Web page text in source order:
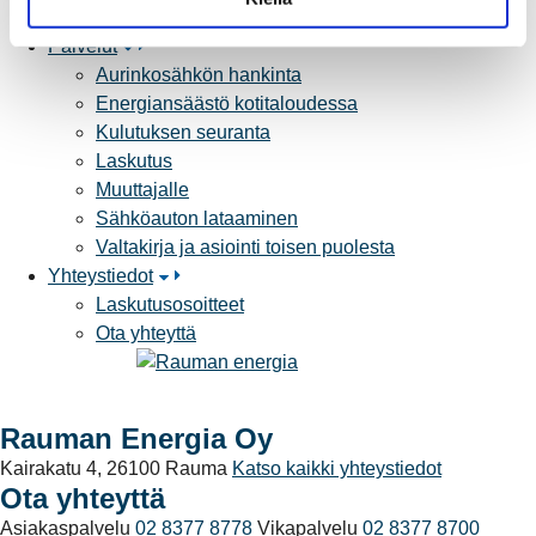
Palvelut
Aurinkosähkön hankinta
Energiansäästö kotitaloudessa
Kulutuksen seuranta
Laskutus
Muuttajalle
Sähköauton lataaminen
Valtakirja ja asiointi toisen puolesta
Yhteystiedot
Laskutusosoitteet
Ota yhteyttä
Rauman Energia Oy
Kairakatu 4, 26100 Rauma Katso kaikki yhteystiedot
Ota yhteyttä
Asiakaspalvelu 02 8377 8778 Vikapalvelu 02 8377 8700